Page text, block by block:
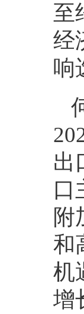
至
经
响
出
口
附
和
机
增